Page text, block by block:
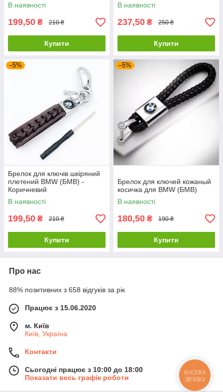
В наявності
199,50 ₴ 210 ₴
Купити
В наявності
237,50 ₴ 250 ₴
Купити
–5%
Брелок для ключів шкіряний
плетений BMW (БМВ) -
Коричневий
В наявності
199,50 ₴ 210 ₴
Купити
–5%
Брелок для ключей кожаный
косичка для BMW (БМВ)
В наявності
180,50 ₴ 190 ₴
Купити
Про нас
88% позитивних з 658 відгуків за рік
Працює з 15.06.2020
м. Київ
Київ, Україна
Контакти
Сьогодні працює з 10:00 до 18:00
Показати весь графік роботи
КНОПКА
ЗВ'ЯЗКУ